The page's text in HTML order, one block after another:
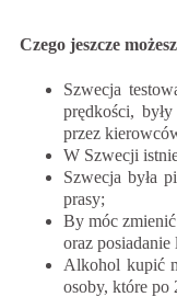
Czego jeszcze
Szwecja
prędkości,
przez
W Szwecji
Szwecja była
prasy;
By móc
oraz
Alkohol kupić
osoby, które po